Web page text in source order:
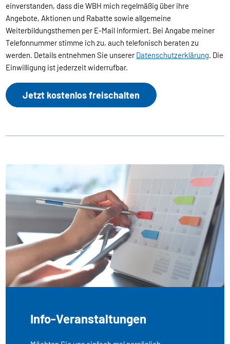
einverstanden, dass die WBH mich regelmäßig über ihre
Angebote, Aktionen und Rabatte sowie allgemeine
Weiterbildungsthemen per E-Mail informiert. Bei Angabe meiner
Telefonnummer stimme ich zu, auch telefonisch beraten zu
werden. Details entnehmen Sie unsererDatenschutzerklärung. Die
Einwilligung ist jederzeit widerrufbar.
Jetzt kostenlos freischalten
Info-Veranstaltungen